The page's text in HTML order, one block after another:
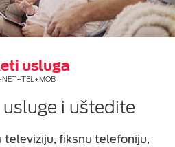
usluga
usluge i uštedite
fiksnu telefoniju,